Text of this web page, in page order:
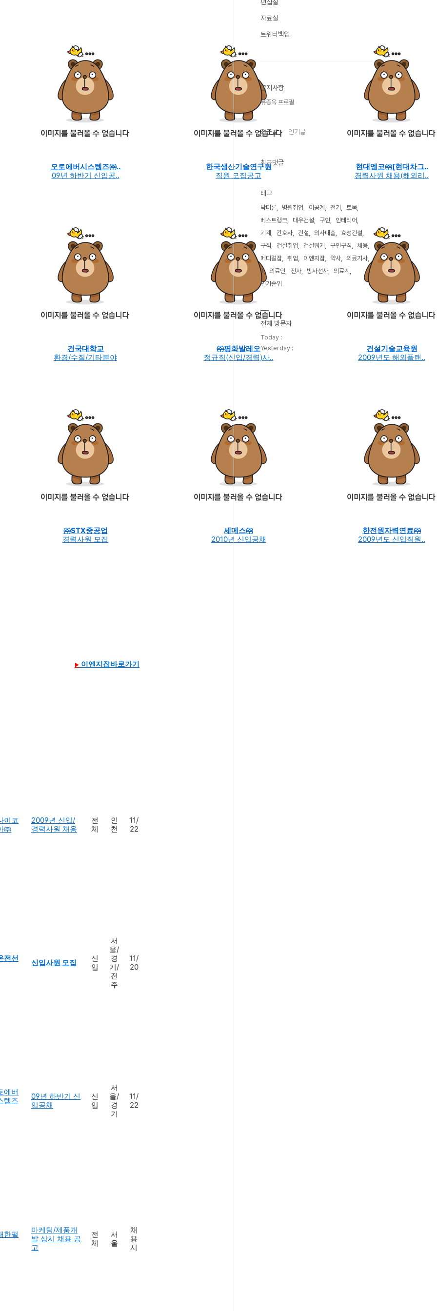
오토에버시스템즈㈜..
09년 하반기 신입공..
한국생산기술연구원
직원 모집공고
현대엠코㈜[현대차그..
경력사원 채용(해외리..
건국대학교
환경/수질/기타분야
㈜평화발레오
정규직(신입/경력)사..
건설기술교육원
2009년도 해외플랜..
㈜STX중공업
경력사원 모집
세메스㈜
2010년 신입공채
한전원자력연료㈜
2009년도 신입직원..
▶ 이엔지잡바로가기
이코
㈜
2009년 신입/
경력사원 채용
전
체
인
천
11/
22
전선 신입사원 모집
신
입
서
울/
경
기/
전
주
11/
20
에버
템즈
09년 하반기 신
입공채
신
입
서
울/
경
기
11/
22
한펄
마케팅/제품개
발 상시 채용 공
고
전
체
서
울
채
용
시
편집실
자료실
트위터백업
공지사항
유종욱 프로필
최근글 인기글
최근댓글
태그
닥터론 병원취업 이공계 전기
토목
베스트랭크
대우건설 구인
인테리어
기계
간호사 건설 의사대출
효성건설
구직
건설취업 건설워커 구인구직
채용
메디컬잡
취업 이엔지잡 약사
의료기사
It
의료인 전자 방사선사
의료계
인기순위
전체 방문자
Today :
Yesterday :